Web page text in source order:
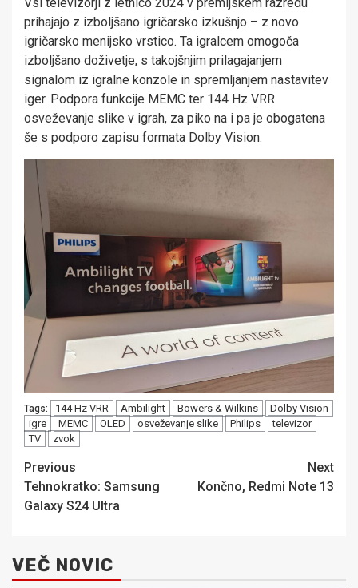
prihajajo z izboljšano igričarsko izkušnjo – z novo
igričarsko menijsko vrstico. Ta igralcem omogoča
izboljšano doživetje, s takojšnjim prilagajanjem
signalom iz igralne konzole in spremljanjem nastavitev
iger. Podpora funkcije MEMC ter 144 Hz VRR
osveževanje slike v igrah, za piko na i pa je obogatena
še s podporo zapisu formata Dolby Vision.
Tags: 144 Hz VRR Ambilight Bowers & Wilkins
Dolby Vision
igre
MEMC OLED osveževanje slike Philips
televizor
TV
zvok
Post
navigation
Previous
Tehnokratko: Samsung
Galaxy S24 Ultra
Next
Končno, Redmi Note 13
VEČ NOVIC